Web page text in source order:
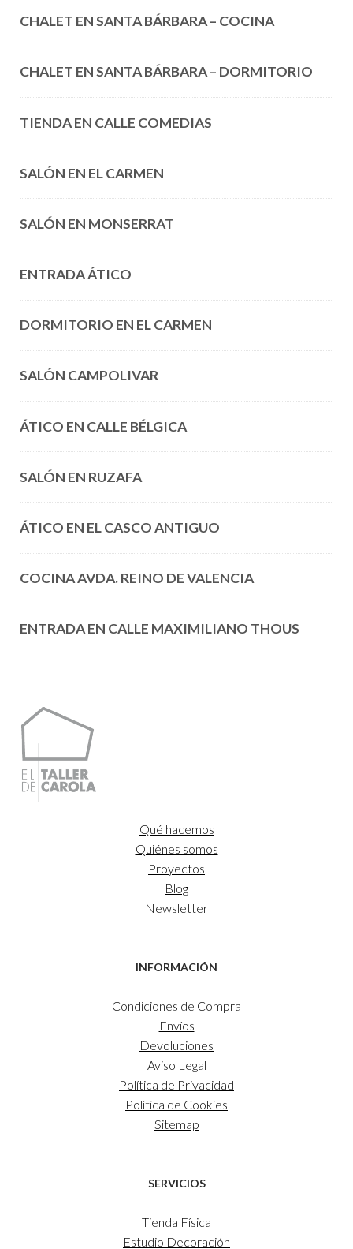
CHALET EN SANTA BÁRBARA – COCINA
CHALET EN SANTA BÁRBARA – DORMITORIO
TIENDA EN CALLE COMEDIAS
SALÓN EN EL CARMEN
SALÓN EN MONSERRAT
ENTRADA ÁTICO
DORMITORIO EN EL CARMEN
SALÓN CAMPOLIVAR
ÁTICO EN CALLE BÉLGICA
SALÓN EN RUZAFA
ÁTICO EN EL CASCO ANTIGUO
COCINA AVDA. REINO DE VALENCIA
ENTRADA EN CALLE MAXIMILIANO THOUS
Qué hacemos
Quiénes somos
Proyectos
Blog
Newsletter
INFORMACIÓN
Condiciones de Compra
Envíos
Devoluciones
Aviso Legal
Política de Privacidad
Política de Cookies
Sitemap
SERVICIOS
Tienda Física
Estudio Decoración